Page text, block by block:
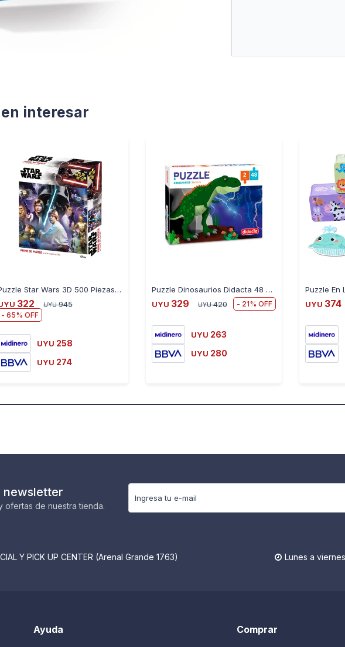
interesar
Puzzle Star Wars 3D 500 Piezas 32637
322 UYU 945
65
UYU 258
UYU 274
Puzzle Dinosaurios Didacta 48 piezas x2
UYU 329 UYU 420 21
UYU 263
UYU 280
UYU 374
newsletter
ofertas de nuestra tienda.
Y PICK UP CENTER (Arenal Grande 1763)  Lunes a
Ayuda Comprar